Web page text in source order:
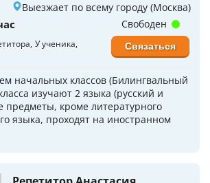
Выезжает по всему городу (Москва)
У ученика
начальных классов (Билингвальный
изучают 2 языка (русский и
предметы, кроме литературного
языка, проходят на иностранном
Свободен
Связаться